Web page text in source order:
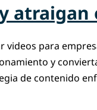
atraigan
videos para
y
de contenido